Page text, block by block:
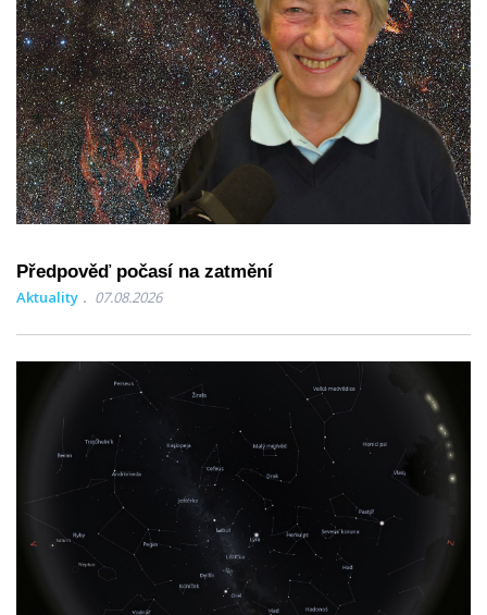
Předpověď počasí na zatmění
Aktuality 07.08.2026